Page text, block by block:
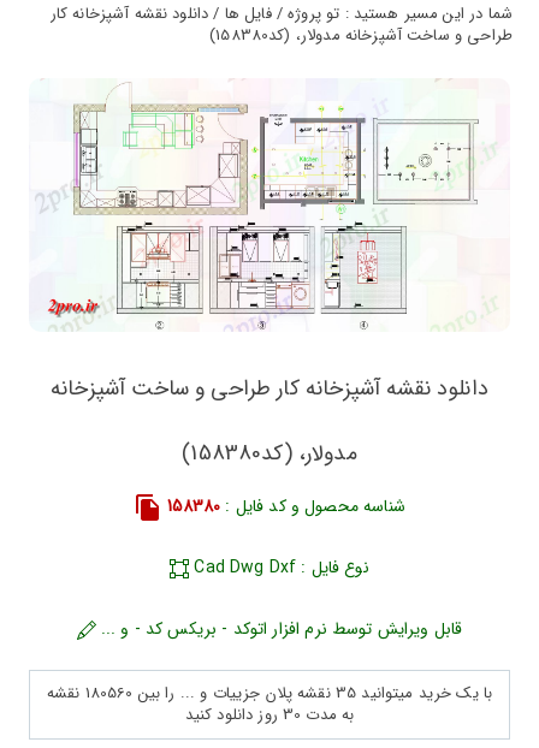
شما در این مسیر هستید : تو پروژه / فایل ها / دانلود نقشه آشپزخانه کار
طراحی و ساخت آشپزخانه مدولار، (کد158380)
دانلود نقشه آشپزخانه کار طراحی و ساخت آشپزخانه
مدولار، (کد158380)
شناسه محصول و کد فایل : 158380
نوع فایل : Cad Dwg Dxf
قابل ویرایش توسط نرم افزار اتوکد - بریکس کد - و ...
با یک خرید میتوانید 35 نقشه پلان جزییات و ... را بین 180560 نقشه
به مدت 30 روز دانلود کنید